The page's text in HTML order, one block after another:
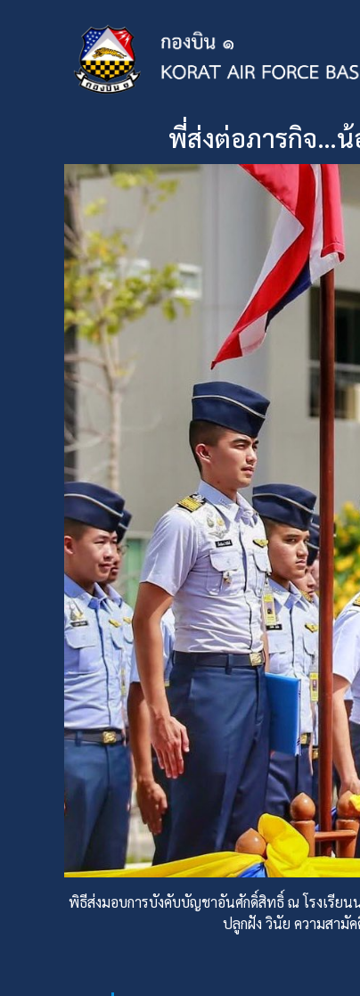
พี่ส่งต่อภารกิจ…
พิธีส่งมอบการบังคับบัญชาอันศักดิ์สิทธิ์ ณ โรงเรีย
ปลูกฝัง วินัย ความสามั